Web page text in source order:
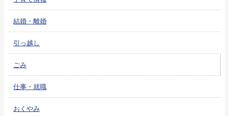
結婚・離婚
引っ越し
ごみ
仕事・就職
おくやみ